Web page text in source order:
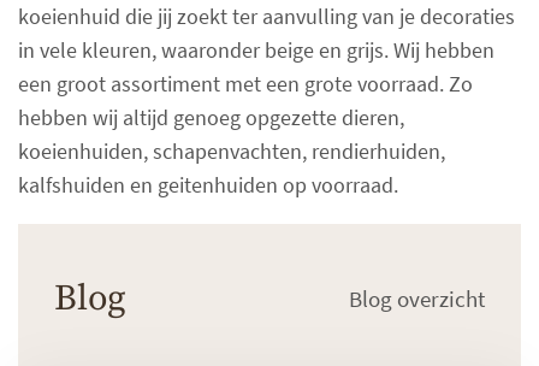
koeienhuid die jij zoekt ter aanvulling van je decoraties
in vele kleuren, waaronder beige en grijs. Wij hebben
een groot assortiment met een grote voorraad. Zo
hebben wij altijd genoeg opgezette dieren,
koeienhuiden, schapenvachten, rendierhuiden,
kalfshuiden en geitenhuiden op voorraad.
Blog Blog overzicht